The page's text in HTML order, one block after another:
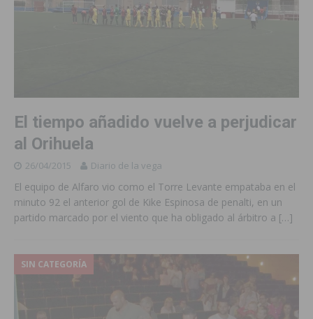
El tiempo añadido vuelve a perjudicar
al Orihuela
26/04/2015 Diario de la vega
El equipo de Alfaro vio como el Torre Levante empataba en el
minuto 92 el anterior gol de Kike Espinosa de penalti, en un
partido marcado por el viento que ha obligado al árbitro a […]
SIN CATEGORÍA